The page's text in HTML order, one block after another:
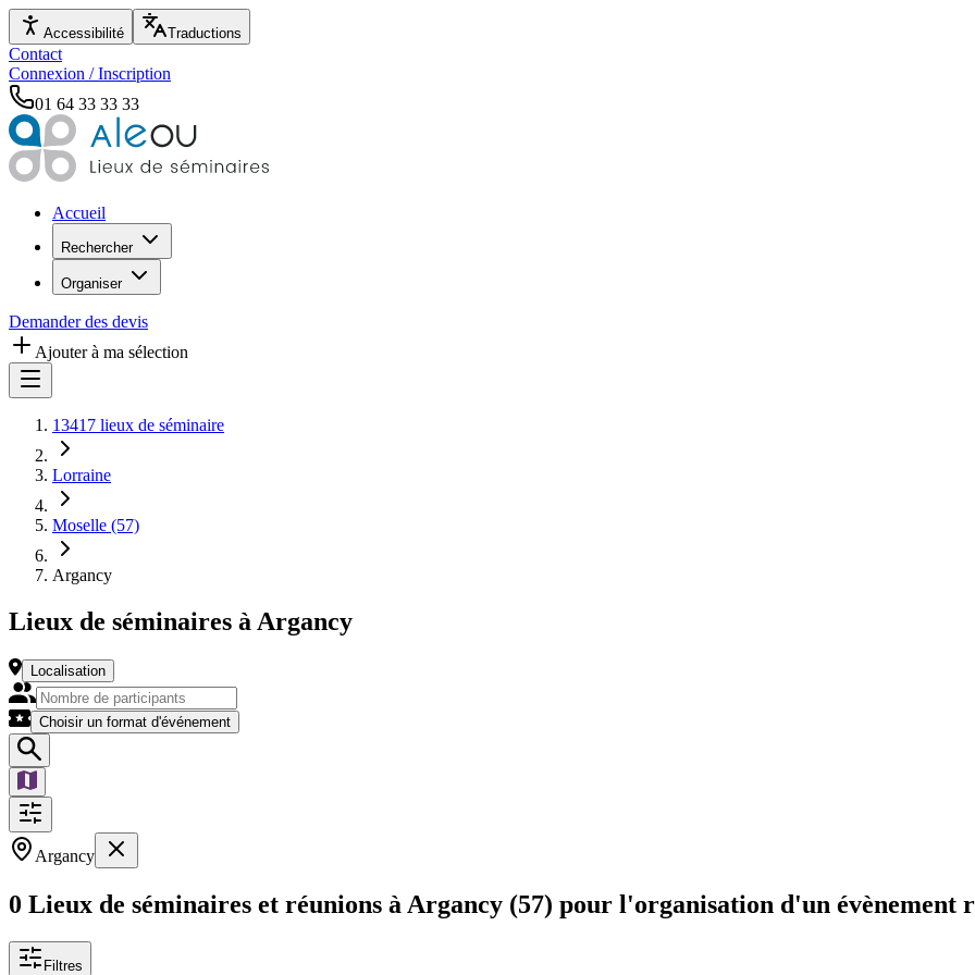
Accessibilité Traductions
Contact
Connexion / Inscription
01 64 33 33 33
Accueil
Rechercher
Organiser
Demander des devis
Ajouter à ma sélection
13417 lieux de séminaire
Lorraine
Moselle (57)
Argancy
Lieux de séminaires à Argancy
Localisation
Choisir un format d'événement
Argancy
0 Lieux de séminaires et réunions à Argancy (57) pour l'organisation d'un évènement
Filtres